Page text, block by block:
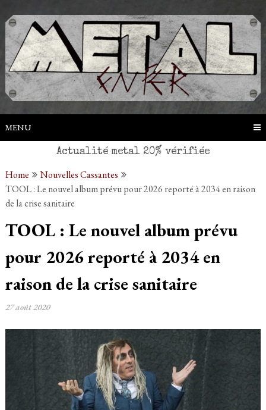
to
content
MENU
Home
Nouvelles Cassantes
TOOL : Le nouvel album prévu pour 2026 reporté à 2034 en raison
de la crise sanitaire
TOOL : Le nouvel album prévu
pour 2026 reporté à 2034 en
raison de la crise sanitaire
27 août 2020